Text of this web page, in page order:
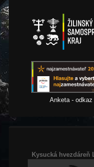
Anketa - odkaz
Kysucká hvezdáreň